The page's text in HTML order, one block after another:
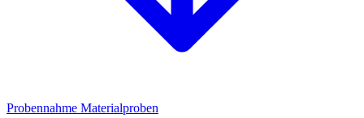
Probennahme Materialproben